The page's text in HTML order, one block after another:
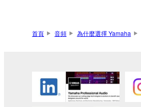
首頁 音頻 為什麼選擇 Yamaha